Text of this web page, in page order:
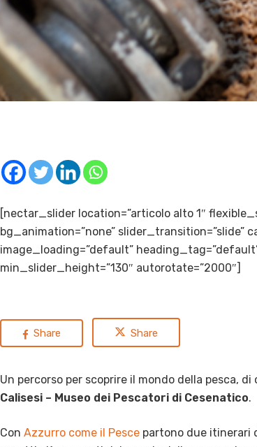
[nectar_slider location=”articolo alto 1″
bg_animation=”none”
image_loading=”default”
min_slider_height=”130″ autorotate=”2000″]
Share Share
Un percorso per scoprire il mondo della pesca,
Calisesi – Museo dei Pescatori di Cesenatico.
Con Azzurro come il Pesce partono due itinerari